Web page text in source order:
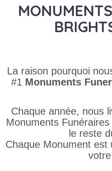
La raison pourquoi
#1 Monuments
Chaque année, nous
Monuments
le reste
Chaque Monument est